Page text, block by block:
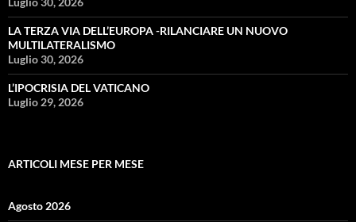
LA TERZA VIA DELL’EUROPA -RILANCIARE UN NUOVO
MULTILATERALISMO
Luglio 30, 2026
L’IPOCRISIA DEL VATICANO
Luglio 29, 2026
ARTICOLI MESE PER MESE
Agosto 2026